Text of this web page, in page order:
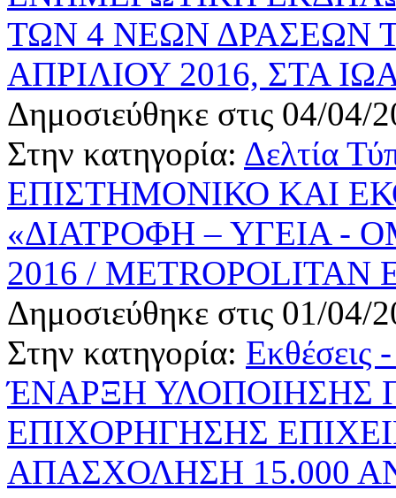
ΤΩΝ 4 ΝΕΩΝ ΔΡΑΣΕΩΝ
ΑΠΡΙΛΙΟΥ 2016, ΣΤΑ
Δημοσιεύθηκε στις 04/04/
Στην κατηγορία: Δελτία
ΕΠΙΣΤΗΜΟΝΙΚΟ ΚΑΙ
«ΔΙΑΤΡΟΦΗ – ΥΓΕΙΑ -
2016 /
Δημοσιεύθηκε στις 01/04/
Στην κατηγορία: Εκθέσεις
ΈΝΑΡΞΗ ΥΛΟΠΟΙΗΣΗΣ
ΕΠΙΧΟΡΗΓΗΣΗΣ
ΑΠΑΣΧΟΛΗΣΗ 15.000